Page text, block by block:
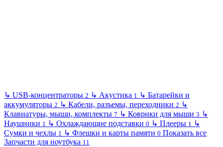
↳ USB-концентраторы 2 ↳ Акустика 1 ↳ Батарейки и
аккумуляторы 2 ↳ Кабели, разъемы, переходники 2 ↳
Клавиатуры, мыши, комплекты 7 ↳ Коврики для мыши 3 ↳
Наушники 1 ↳ Охлаждающие подставки 0 ↳ Плееры 1 ↳
Сумки и чехлы 1 ↳ Флешки и карты памяти 0 Показать все
Запчасти для ноутбука 11